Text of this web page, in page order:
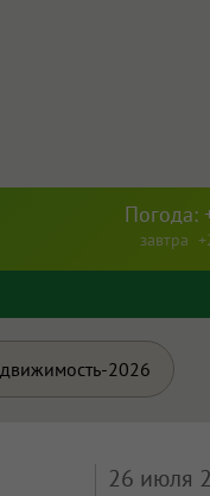
Погода:
завтра
2026
26 июля